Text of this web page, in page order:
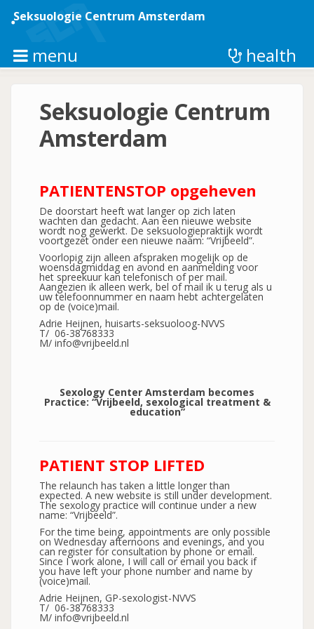
naar
gaan
Seksuologie Centrum Amsterdam
menu health
Seksuologie Centrum
Amsterdam
PATIENTENSTOP opgeheven
De doorstart heeft wat langer op zich laten
wachten dan gedacht. Aan een nieuwe website
wordt nog gewerkt. De seksuologiepraktijk wordt
voortgezet onder een nieuwe naam: “Vrijbeeld”.
Voorlopig zijn alleen afspraken mogelijk op de
woensdagmiddag en avond en aanmelding voor
het spreekuur kan telefonisch of per mail.
Aangezien ik alleen werk, bel of mail ik u terug als u
uw telefoonnummer en naam hebt achtergelaten
op de (voice)mail.
Adrie Heijnen, huisarts-seksuoloog-NVVS
T/ 06-38768333
M/ info@vrijbeeld.nl
Sexology Center Amsterdam becomes
Practice: “Vrijbeeld, sexological treatment &
education”
PATIENT STOP LIFTED
The relaunch has taken a little longer than
expected. A new website is still under development.
The sexology practice will continue under a new
name: “Vrijbeeld”.
For the time being, appointments are only possible
on Wednesday afternoons and evenings, and you
can register for consultation by phone or email.
Since I work alone, I will call or email you back if
you have left your phone number and name by
(voice)mail.
Adrie Heijnen, GP-sexologist-NVVS
T/ 06-38768333
M/ info@vrijbeeld.nl